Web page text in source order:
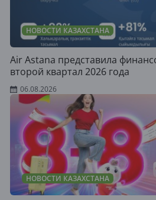
НОВОСТИ КАЗАХСТАНА
Air Astana представила
второй квартал 2026 года
06.08.2026
НОВОСТИ КАЗАХСТАНА